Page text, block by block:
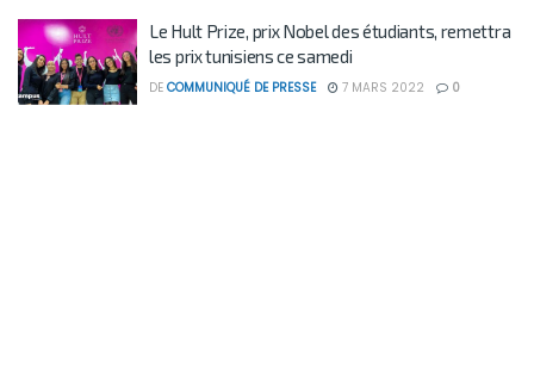
Le Hult Prize, prix Nobel des étudiants, remettra
les prix tunisiens ce samedi
DE COMMUNIQUÉ DE PRESSE 7 MARS 2022 0